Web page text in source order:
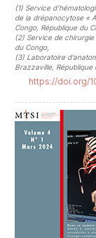
(1) Service
de la drépanocytose «
Congo, République du
(2) Service de chirurgie
du Congo,
(3) Laboratoire
Brazzaville, République
https://doi.org/